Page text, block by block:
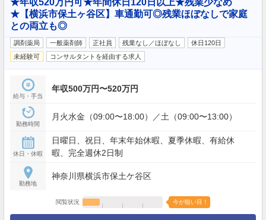
★年収520万円可★年間休日120日以上★残業少なめ
★【横浜市保土ヶ谷区】車通勤可◎残業ほぼなしで家庭
との両立も◎
調剤薬局 一般薬剤師 正社員 残業なし／ほぼなし
休日120日
未経験可
コンサルタントを経由する求人
給与・手当
年収500万円〜520万円
勤務時間
月火水金（09:00〜18:00）／土（09:00〜13:00）
休日・休暇
日曜日、祝日、年末年始休暇、夏季休暇、有給休
暇、完全週休2日制
勤務地
神奈川県横浜市保土ケ谷区
閲覧状況 今が狙い目！